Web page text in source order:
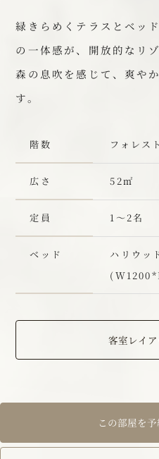
緑きらめくテラスとベッ
の一体感が、 開放的なリ
森の息吹を感じて、爽や
す。
階数 フォレス
広さ 52㎡
定員 1～2名
ベッド
ハリウッ
客室レイ
この部屋を予